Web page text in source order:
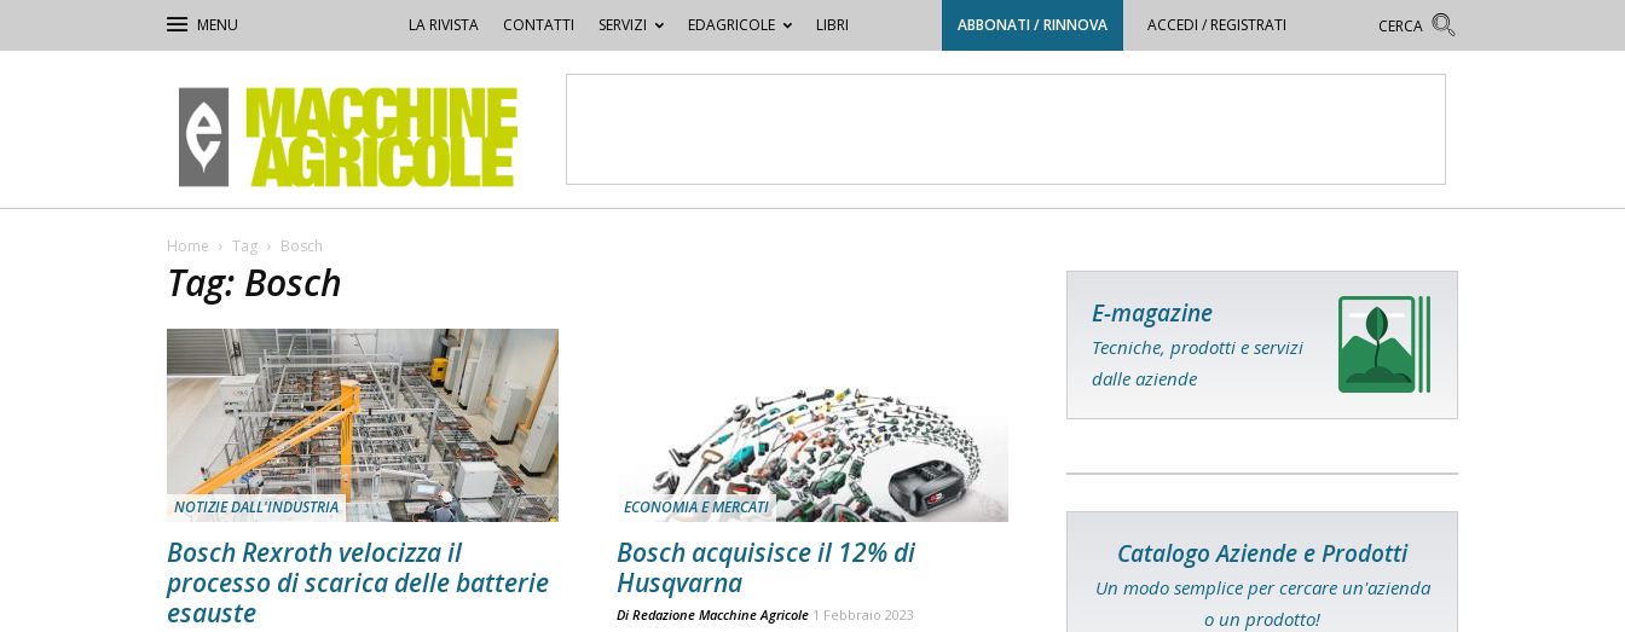
LA RIVISTA CONTATTI SERVIZI EDAGRICOLE LIBRI ABBONATI / RINNOVA ACCEDI / REGISTRATI
Macchine
Agricole
Home Tag Bosch
Tag: Bosch
NOTIZIE DALL'INDUSTRIA
Bosch Rexroth velocizza il
processo di scarica delle batterie
esauste
ECONOMIA E MERCATI
Bosch acquisisce il 12% di
Husqvarna
Di Redazione Macchine Agricole 1 Febbraio 2023
E-magazine
Tecniche, prodotti e servizi
dalle aziende
Catalogo Aziende e Prodotti
Un modo semplice per cercare un'azienda
o un prodotto!